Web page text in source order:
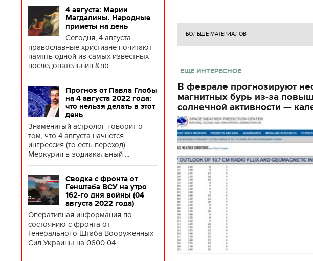
4 августа: Марии
Магдалины. Народные
приметы на день
Сегодня, 4 августа
православные христиане почитают
память одной из самых известных
последовательниц &nb...
Прогноз от Павла Глобы
на 4 августа 2022 года:
что нельзя делать в этот
день
Знаменитый астролог говорит о
том, что 4 августа начнется
ингрессия (то есть переход)
Меркурия в зодиакальный ...
Сводка с фронта от
Генштаба ВСУ на утро
162-го дня войны (04
августа 2022 года)
Оперативная информация по
состоянию с фронта от
Генерального Штаба Вооруженных
Сил Украины на 0600 04
боевых ст
БОЛЬШЕ МАТЕРИАЛОВ
ЕЩЕ ИНТЕРЕСНОЕ
В феврале прогнозируют
магнитных бурь из-за
солнечной активности —
Времена Руси: как выглядят
декорации к фильму
Как готовить кутю и что
блюд должны быть на
Святвечер